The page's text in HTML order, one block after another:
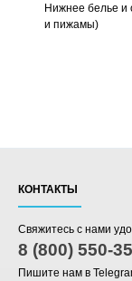
Нижнее белье и
и пижамы)
КОНТАКТЫ
Свяжитесь с нами
8 (800) 550-
Пишите нам в